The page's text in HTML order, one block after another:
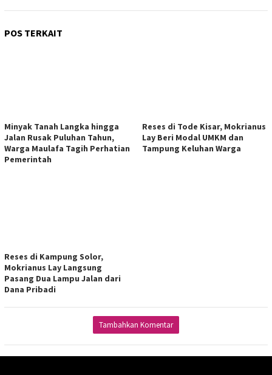
POS TERKAIT
Minyak Tanah Langka hingga
Jalan Rusak Puluhan Tahun,
Warga Maulafa Tagih Perhatian
Pemerintah
Reses di Tode Kisar, Mokrianus
Lay Beri Modal UMKM dan
Tampung Keluhan Warga
Reses di Kampung Solor,
Mokrianus Lay Langsung
Pasang Dua Lampu Jalan dari
Dana Pribadi
Tambahkan Komentar